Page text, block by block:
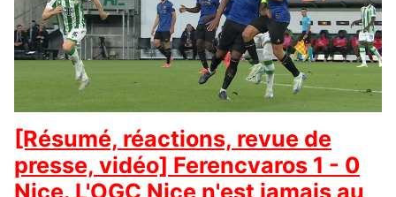
[Résumé, réactions, revue de
presse, vidéo] Ferencvaros 1 - 0
Nice. L'OGC Nice n'est jamais au